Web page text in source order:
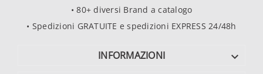
• 80+ diversi Brand a catalogo
• Spedizioni GRATUITE e spedizioni EXPRESS 24/48h
INFORMAZIONI 